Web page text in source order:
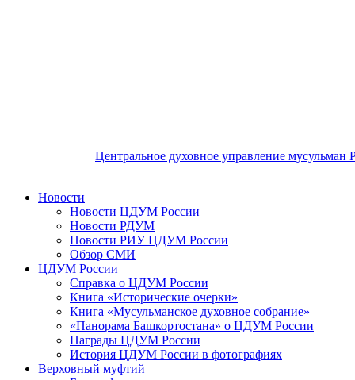
Центральное духовное управление мусульман
Новости
Новости ЦДУМ России
Новости РДУМ
Новости РИУ ЦДУМ России
Обзор СМИ
ЦДУМ России
Справка о ЦДУМ России
Книга «Исторические очерки»
Книга «Мусульманское духовное собрание»
«Панорама Башкортостана» о ЦДУМ России
Награды ЦДУМ России
История ЦДУМ России в фотографиях
Верховный муфтий